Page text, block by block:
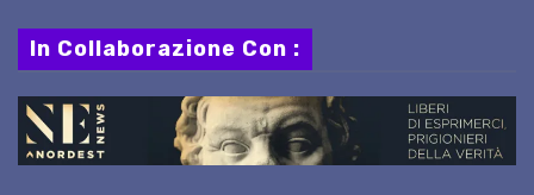
In Collaborazione Con :